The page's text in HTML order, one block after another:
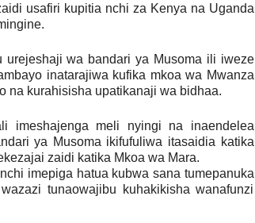
usafiri kupitia nchi za Kenya na Uganda
urejeshaji wa bandari ya Musoma ili iweze
inatarajiwa kufika mkoa wa Mwanza
na kurahisisha upatikanaji wa bidhaa.
imeshajenga meli nyingi na inaendelea
ya Musoma ikifufuliwa itasaidia katika
zaidi katika Mkoa wa Mara.
imepiga hatua kubwa sana tumepanuka
tunaowajibu kuhakikisha wanafunzi